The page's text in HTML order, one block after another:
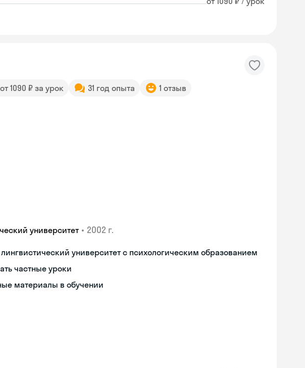
от 1090 ₽ за урок 31 год опыта 1 отзыв
университет • 2002 г.
университет с психологическим образованием
частные уроки
материалы в обучении